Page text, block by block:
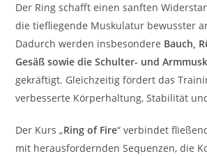
Der Ring schafft einen sanften
die tiefliegende Muskulatur bewusster
Dadurch werden insbesondere Bauch,
Gesäß sowie die Schulter- und
gekräftigt. Gleichzeitig fördert das
verbesserte Körperhaltung, Stabilität
Der Kurs „Ring of Fire“ verbindet
mit herausfordernden Sequenzen, die